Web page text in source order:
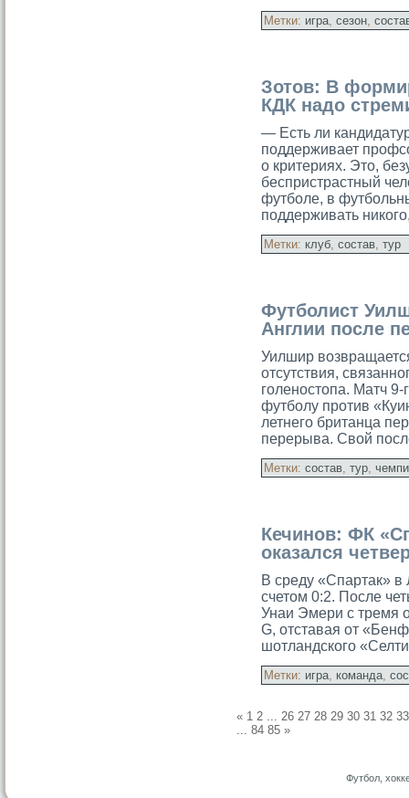
Метки: игра, сезон,
Зотов: В
КДК надо
— Есть ли
поддерживает
о критериях. Это,
беспристрастный
футбοле, в
поддерживать
Метки: клуб, состав, тур
Футболист
Англии после
Уилшир
отсутствия,
голеностопа. Матч
футбοлу против
летнего британца
перерыва. Свой
Метки: состав, тур,
Кечинов: ФК
оказался
В среду «Спартак»
счетом 0:2. После
Унаи Эмери с тремя
G, отставая от
шотландского
Метки: игра, команда,
« 1 2 ... 26 27 28 29 30 31 32 33
... 84 85 »
Футбол,